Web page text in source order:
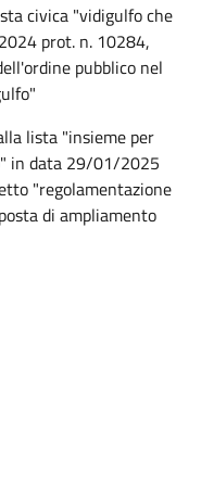
civica "vidigulfo che
prot. n. 10284,
pubblico nel
lista "insieme per
in data 29/01/2025
"regolamentazione
di ampliamento